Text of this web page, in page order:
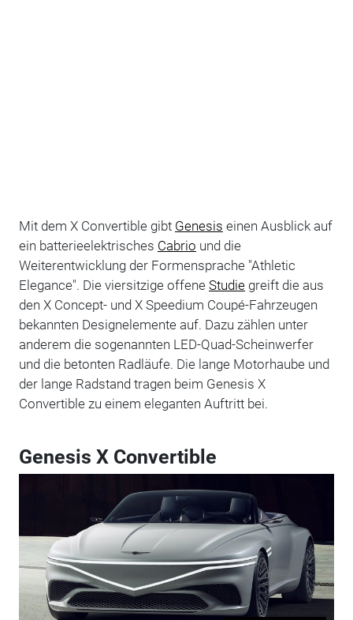
Mit dem X Convertible gibt Genesis einen Ausblick auf
ein batterieelektrisches Cabrio und die
Weiterentwicklung der Formensprache "Athletic
Elegance". Die viersitzige offene Studiegreift die aus
den X Concept- und X Speedium Coupé-Fahrzeugen
bekannten Designelemente auf. Dazu zählen unter
anderem die sogenannten LED-Quad-Scheinwerfer
und die betonten Radläufe. Die lange Motorhaube und
der lange Radstand tragen beim Genesis X
Convertible zu einem eleganten Auftritt bei.
Genesis X Convertible